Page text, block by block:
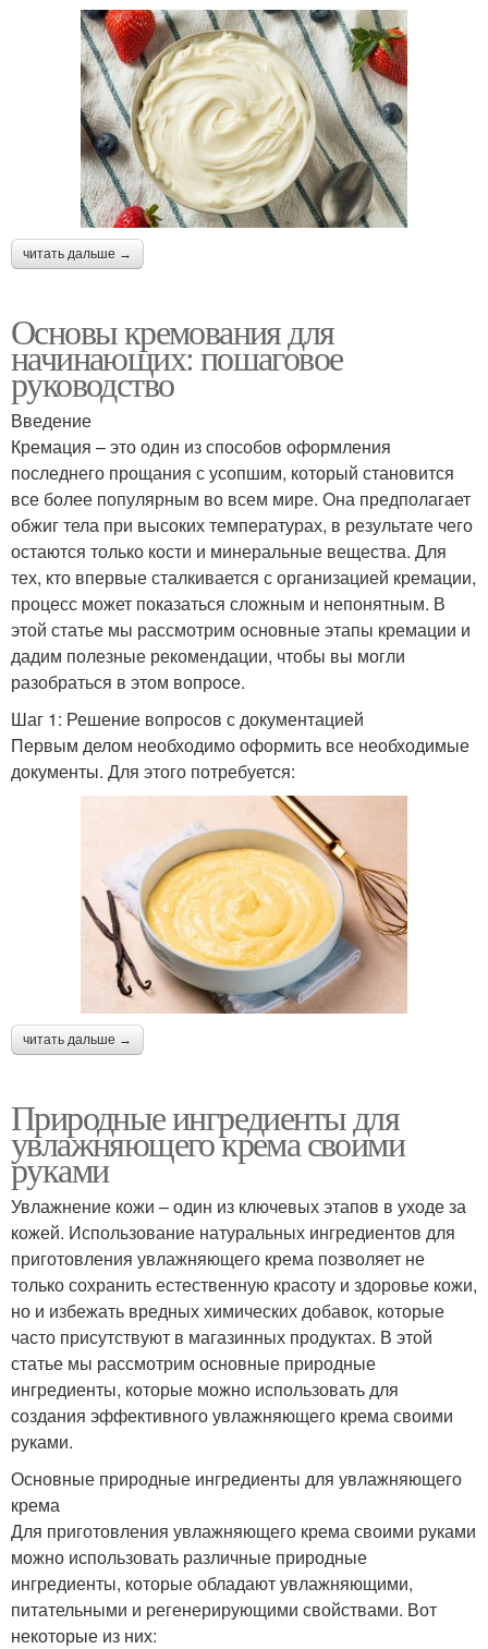
читать дальше →
Основы кремования для
начинающих: пошаговое
руководство
Введение
Кремация – это один из способов оформления
последнего прощания с усопшим, который становится
все более популярным во всем мире. Она предполагает
обжиг тела при высоких температурах, в результате чего
остаются только кости и минеральные вещества. Для
тех, кто впервые сталкивается с организацией кремации,
процесс может показаться сложным и непонятным. В
этой статье мы рассмотрим основные этапы кремации и
дадим полезные рекомендации, чтобы вы могли
разобраться в этом вопросе.
Шаг 1: Решение вопросов с документацией
Первым делом необходимо оформить все необходимые
документы. Для этого потребуется:
читать дальше →
Природные ингредиенты для
увлажняющего крема своими
руками
Увлажнение кожи – один из ключевых этапов в уходе за
кожей. Использование натуральных ингредиентов для
приготовления увлажняющего крема позволяет не
только сохранить естественную красоту и здоровье кожи,
но и избежать вредных химических добавок, которые
часто присутствуют в магазинных продуктах. В этой
статье мы рассмотрим основные природные
ингредиенты, которые можно использовать для
создания эффективного увлажняющего крема своими
руками.
Основные природные ингредиенты для увлажняющего
крема
Для приготовления увлажняющего крема своими руками
можно использовать различные природные
ингредиенты, которые обладают увлажняющими,
питательными и регенерирующими свойствами. Вот
некоторые из них: